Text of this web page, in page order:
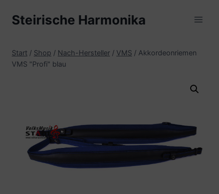
InhaltSteirische Harmonika
Start / Shop / Nach-Hersteller / VMS / Akkordeonriemen
VMS "Profi" blau